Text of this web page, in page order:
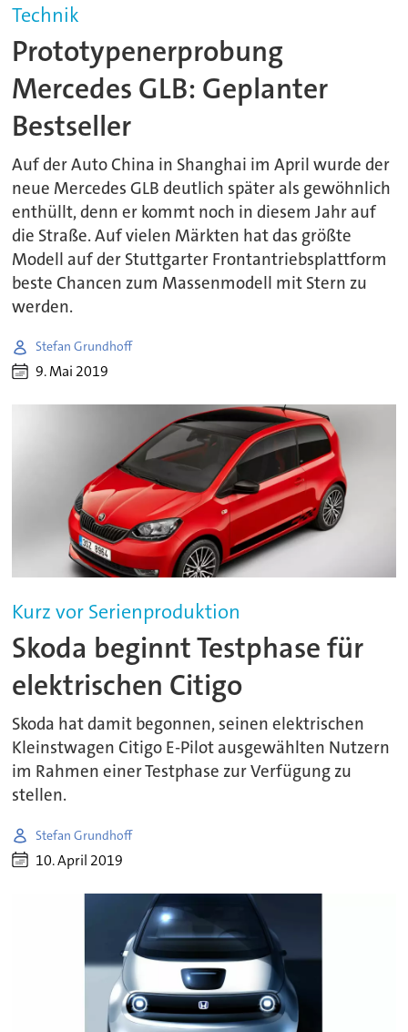
Technik
Prototypenerprobung
Mercedes GLB: Geplanter
Bestseller
Auf der Auto China in Shanghai im April wurde der
neue Mercedes GLB deutlich später als gewöhnlich
enthüllt, denn er kommt noch in diesem Jahr auf
die Straße. Auf vielen Märkten hat das größte
Modell auf der Stuttgarter Frontantriebsplattform
beste Chancen zum Massenmodell mit Stern zu
werden.
Stefan Grundhoff
9. Mai 2019
Kurz vor Serienproduktion
Skoda beginnt Testphase für
elektrischen Citigo
Skoda hat damit begonnen, seinen elektrischen
Kleinstwagen Citigo E-Pilot ausgewählten Nutzern
im Rahmen einer Testphase zur Verfügung zu
stellen.
Stefan Grundhoff
10. April 2019